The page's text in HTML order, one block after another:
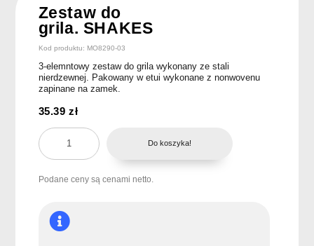
Zestaw do
grila. SHAKES
Kod produktu: MO8290-03
3-elemntowy zestaw do grila wykonany ze stali
nierdzewnej. Pakowany w etui wykonane z nonwovenu
zapinane na zamek.
35.39zł
ilość
Zestaw
grila.
Do koszyka!
Podane ceny są cenami netto.